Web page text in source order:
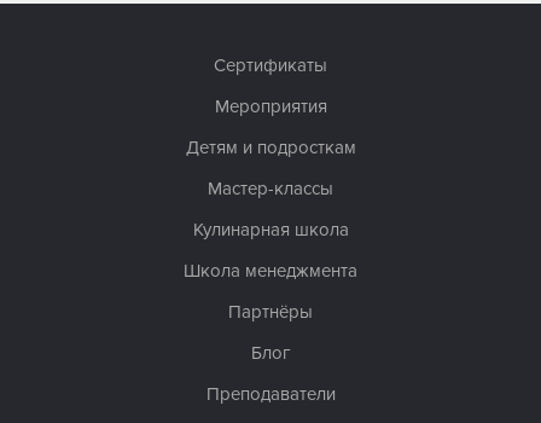
Сертификаты
Мероприятия
Детям и подросткам
Мастер-классы
Кулинарная школа
Школа менеджмента
Партнёры
Блог
Преподаватели